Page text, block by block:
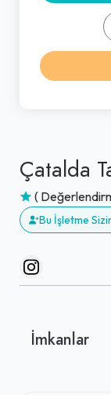
Çatalda
(
Bu İşletme
İmkanlar